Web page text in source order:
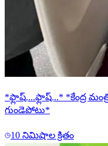
*ఫ్లాష్....ఫ్లాష్...* *కేంద్ర
గుండెపోటు*
10 నిమిషాల క్రితం